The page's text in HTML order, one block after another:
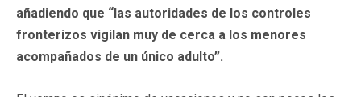
añadiendo que “las autoridades de los controles
fronterizos vigilan muy de cerca a los menores
acompañados de un único adulto”.